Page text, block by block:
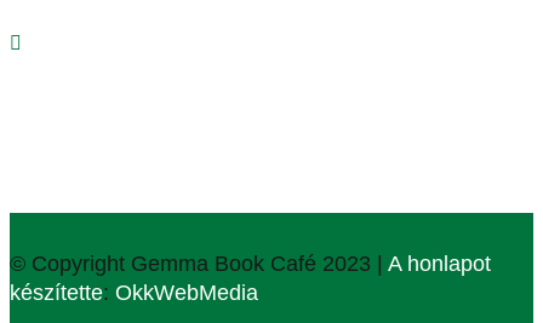
© Copyright Gemma Book Café 2023 | A honlapot
készítette: OkkWebMedia